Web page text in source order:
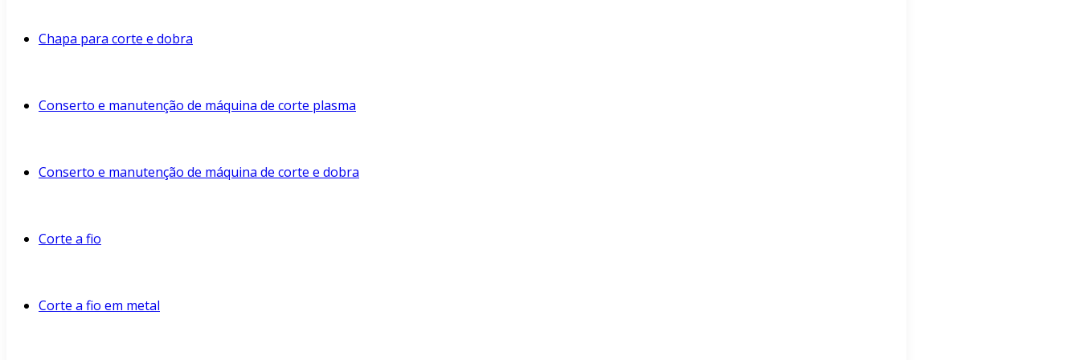
Chapa para corte e dobra
Conserto e manutenção de máquina de corte plasma
Conserto e manutenção de máquina de corte e dobra
Corte a fio
Corte a fio em metal